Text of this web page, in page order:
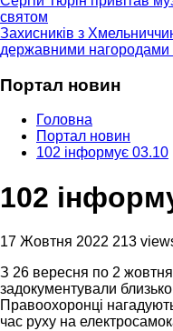
святом
Захисників з
державними нагородами
Портал новин
Головна
Портал новин
102 інформує 03.10
102
17 Жовтня 2022 213
З 26 вересня по 2 жовтня
задокументували
Правоохоронці
час руху на